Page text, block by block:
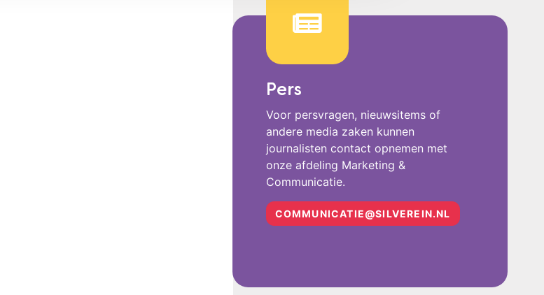
Pers
Voor persvragen, nieuwsitems of
andere media zaken kunnen
journalisten contact opnemen met
onze afdeling Marketing &
Communicatie.
COMMUNICATIE@SILVEREIN.NL